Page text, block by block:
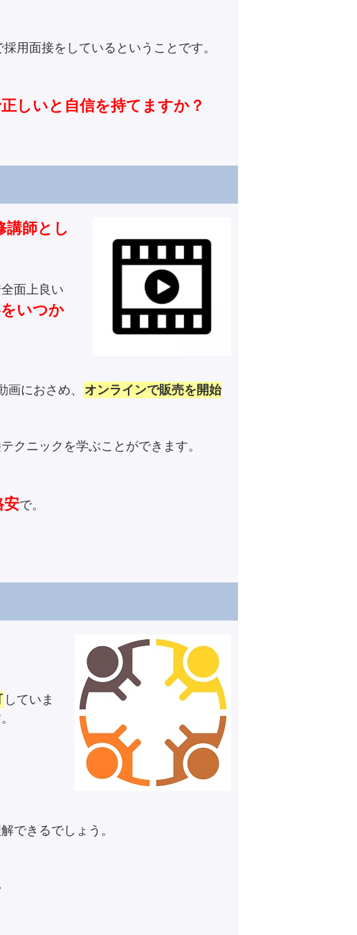
用面接をしているということです。
しいと自信を持てますか？
講師とし
面上良い
いつか
におさめ、
オンラインで販売を開始
クニックを学ぶことができます。
安で。
していま
できるでしょう。